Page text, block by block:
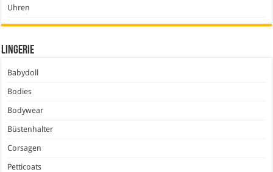
Uhren
Lingerie
Babydoll
Bodies
Bodywear
Büstenhalter
Corsagen
Petticoats